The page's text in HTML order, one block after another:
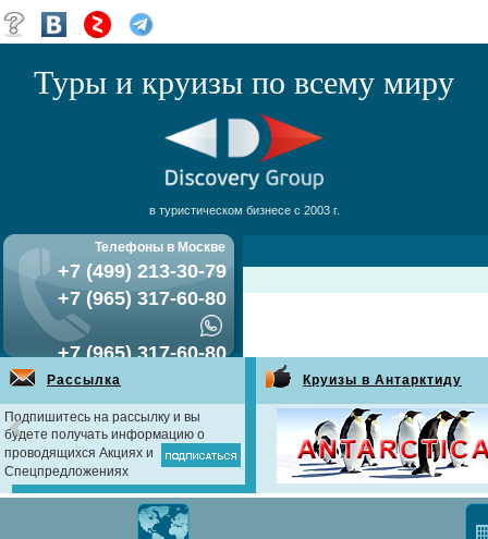
Туры и круизы по всему миру
в туристическом бизнесе с 2003 г.
Телефоны в Москве
+7 (499) 213-30-79
+7 (965) 317-60-80
+7 (965) 317-60-80
Рассылка
Подпишитесь на рассылку и вы
будете получать информацию о
проводящихся Акциях и
Спецпредложениях
Круизы в Антарктиду